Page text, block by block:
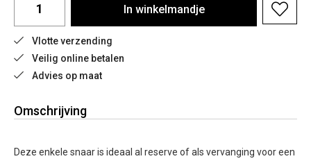
In winkelmandje
Vlotte verzending
Veilig online betalen
Advies op maat
Omschrijving
Deze enkele snaar is ideaal al reserve of als vervanging voor een